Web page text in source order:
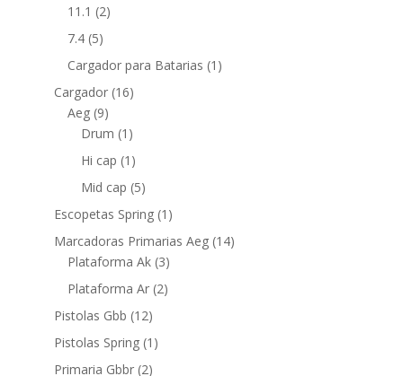
11.1 (2)
7.4 (5)
Cargador para Batarias (1)
Cargador (16)
Aeg (9)
Drum (1)
Hi cap (1)
Mid cap (5)
Escopetas Spring (1)
Marcadoras Primarias Aeg (14)
Plataforma Ak (3)
Plataforma Ar (2)
Pistolas Gbb (12)
Pistolas Spring (1)
Primaria Gbbr (2)